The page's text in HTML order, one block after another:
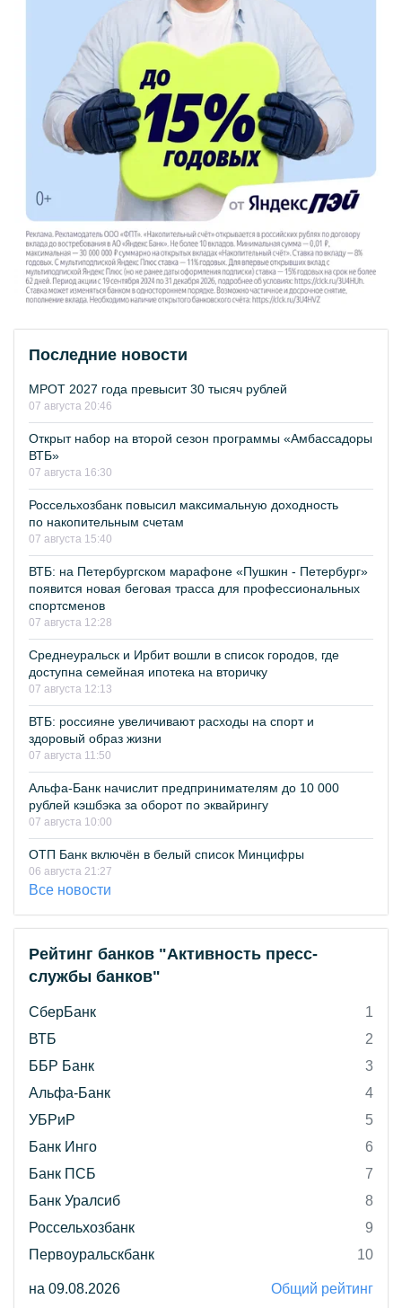
Последние новости
МРОТ 2027 года превысит 30 тысяч рублей
07 августа 20:46
Открыт набор на второй сезон программы «Амбассадоры
ВТБ»
07 августа 16:30
Россельхозбанк повысил максимальную доходность
по накопительным счетам
07 августа 15:40
ВТБ: на Петербургском марафоне «Пушкин - Петербург»
появится новая беговая трасса для профессиональных
спортсменов
07 августа 12:28
Среднеуральск и Ирбит вошли в список городов, где
доступна семейная ипотека на вторичку
07 августа 12:13
ВТБ: россияне увеличивают расходы на спорт и
здоровый образ жизни
07 августа 11:50
Альфа-Банк начислит предпринимателям до 10 000
рублей кэшбэка за оборот по эквайрингу
07 августа 10:00
ОТП Банк включён в белый список Минцифры
06 августа 21:27
Все новости
Рейтинг банков "Активность пресс-
службы банков"
СберБанк
1
ВТБ
2
ББР Банк
3
Альфа-Банк
4
УБРиР
5
Банк Инго
6
Банк ПСБ
7
Банк Уралсиб
8
Россельхозбанк
9
Первоуральскбанк
10
на 09.08.2026 Общий рейтинг